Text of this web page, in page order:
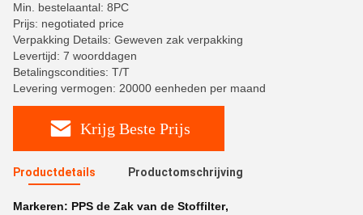
Min. bestelaantal: 8PC
Prijs: negotiated price
Verpakking Details: Geweven zak verpakking
Levertijd: 7 woorddagen
Betalingscondities: T/T
Levering vermogen: 20000 eenheden per maand
Krijg Beste Prijs
Productdetails Productomschrijving
Markeren: PPS de Zak van de Stoffilter,